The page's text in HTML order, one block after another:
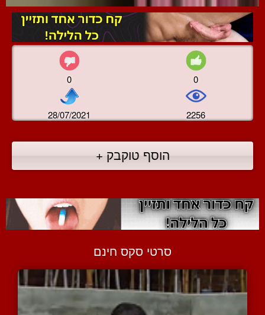
0 0
28/07/2021 2256
הוסף טוקבק +
סרטי סקס חינם